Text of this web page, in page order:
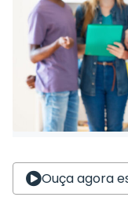
Ouça agora